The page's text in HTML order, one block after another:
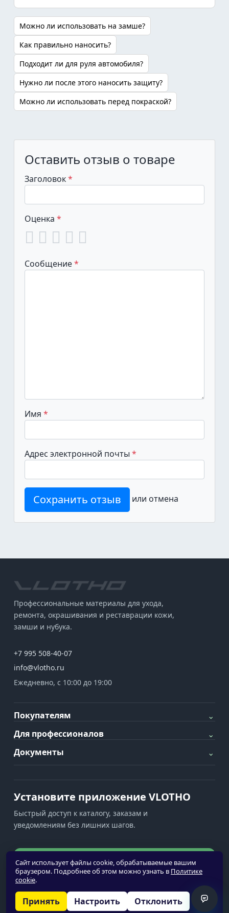
Сайт использует файлы cookie, обрабатываемые вашим
браузером. Подробнее об этом можно узнать в Политике
cookie.
Принять Настроить Отклонить
Можно ли использовать на замше?
Как правильно наносить?
Подходит ли для руля автомобиля?
Нужно ли после этого наносить защиту?
Можно ли использовать перед покраской?
Оставить отзыв о товаре
Заголовок
Оценка
Сообщение
Имя
Адрес электронной почты
Сохранить отзыв или отмена
Профессиональные материалы для ухода,
ремонта, окрашивания и реставрации кожи,
замши и нубука.
+7 995 508-40-07
info@vlotho.ru
Ежедневно, с 10:00 до 19:00
Покупателям
⌄
Для профессионалов
⌄
Документы
⌄
Установите приложение VLOTHO
Быстрый доступ к каталогу, заказам и
уведомлениям без лишних шагов.
Установить приложение